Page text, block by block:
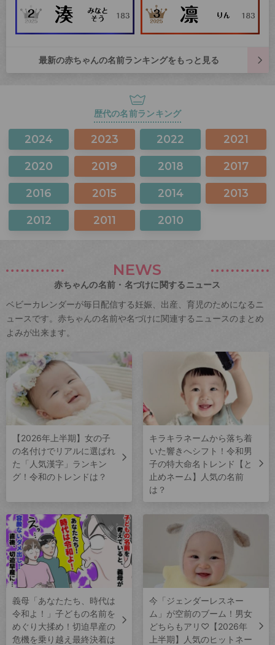
最新の赤ちゃんの名前ランキングをもっと見る
歴代の名前ランキング
2024 2023 2022 2021
2020 2019 2018 2017
2016 2015 2014 2013
2012 2011 2010
NEWS
赤ちゃんの名前・名づけに関するニュース
ベビーカレンダーが毎日配信する妊娠、出産、育児のためになるニ
ュースです。赤ちゃんの名前や名づけに関連するニュースのまとめ
よみが出来ます。
【2026年上半期】女の子
の名付けでリアルに選ばれ
た「人気漢字」ランキン
グ！令和のトレンドは？
キラキラネームから落ち着
いた響きへシフト！令和男
子の特大命名トレンド【と
止めネーム】人気の名前
は？
義母「あなたたち、時代は
令和よ！」子どもの名前を
めぐり大揉め！切迫早産の
危機を乗り越え最終決着は
今「ジェンダーレスネー
ム」が空前のブーム！男女
どちらもアリ♡【2026年
上半期】人気のヒットネー